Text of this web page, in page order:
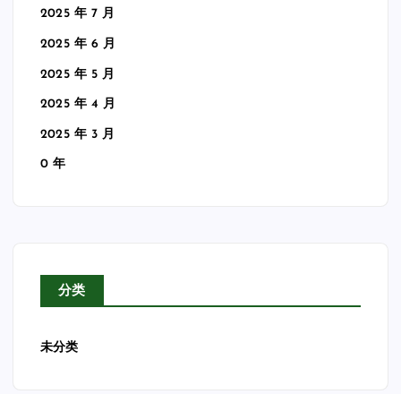
2025 年 7 月
2025 年 6 月
2025 年 5 月
2025 年 4 月
2025 年 3 月
0 年
分类
未分类